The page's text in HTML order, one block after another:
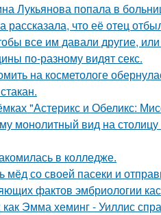
Лукьянова попала в
рассказала, что её отец
все им давали другие,
по-разному видят секс.
на косметологе
"Астерикс и Обеликс:
монолитный вид на
в колледже.
со своей пасеки и
фактов эмбриологии
Эмма хеминг - Уиллис